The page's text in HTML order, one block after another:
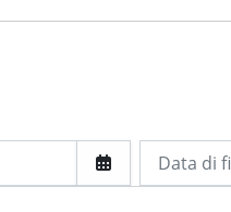
Data di fine